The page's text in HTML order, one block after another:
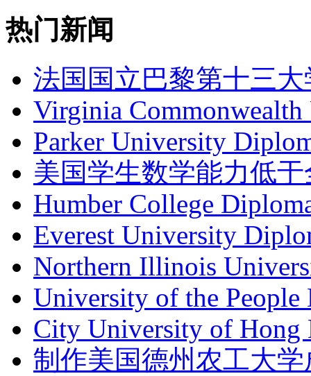
热门新闻
法国国立巴黎第十三
Virginia
Parker University
美国学生数学能力低
Humber College
Everest University
Northern Illinois
University of the
City University of Hong
制作美国德州农工大学